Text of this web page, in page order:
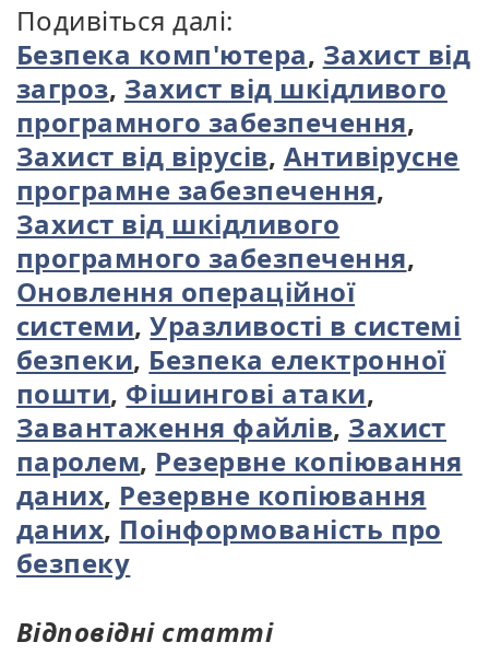
Подивіться далі:
Безпека комп'ютера, Захист від
загроз, Захист від шкідливого
програмного забезпечення,
Захист від вірусів, Антивірусне
програмне забезпечення,
Захист від шкідливого
програмного забезпечення,
Оновлення операційної
системи,Уразливості в системі
безпеки, Безпека електронної
пошти, Фішингові атаки,
Завантаження файлів, Захист
паролем, Резервне копіювання
даних, Резервне копіювання
даних, Поінформованість про
безпеку
Відповідні статті